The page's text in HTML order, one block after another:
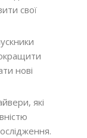
свої
нові
які